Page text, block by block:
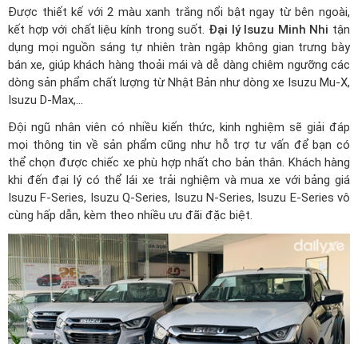
Được thiết kế với 2 màu xanh trắng nổi bật ngay từ bên ngoài,
kết hợp với chất liệu kính trong suốt. Đại lý Isuzu Minh Nhi tận
dụng mọi nguồn sáng tự nhiên tràn ngập không gian trưng bày
bán xe, giúp khách hàng thoải mái và dễ dàng chiêm ngưỡng các
dòng sản phẩm chất lượng từ Nhật Bản như dòng xe Isuzu Mu-X,
Isuzu D-Max,...
Đội ngũ nhân viên có nhiều kiến thức, kinh nghiệm sẽ giải đáp
mọi thông tin về sản phẩm cũng như hỗ trợ tư vấn để bạn có
thể chọn được chiếc xe phù hợp nhất cho bản thân. Khách hàng
khi đến đại lý có thể lái xe trải nghiệm và mua xe vớibảng giá
Isuzu F-Series, Isuzu Q-Series, Isuzu N-Series, Isuzu E-Series vô
cùng hấp dẫn, kèm theo nhiều ưu đãi đặc biệt.